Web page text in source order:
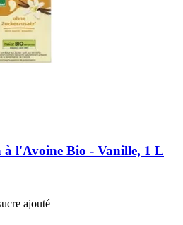
à l'Avoine Bio -​ Vanille, 1 L
ajouté